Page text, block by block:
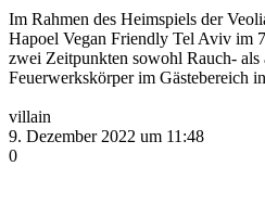
Im Rahmen des Heimspiels der
Hapoel Vegan Friendly Tel Aviv im
zwei Zeitpunkten sowohl Rauch-
Feuerwerkskörper im Gästebereich
villain
9. Dezember 2022 um 11:48
0